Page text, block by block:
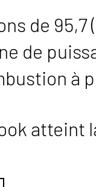
de 95,7
de
à
atteint